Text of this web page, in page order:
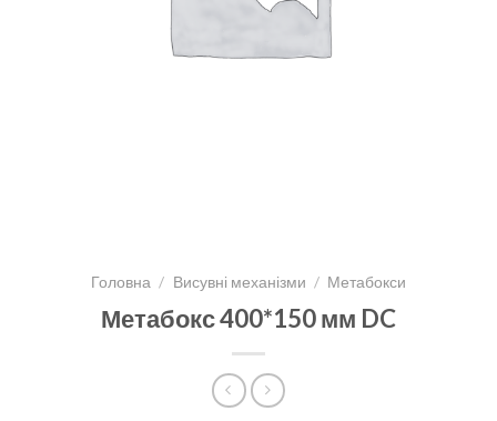
Головна / Висувні механізми / Метабокси
Метабокс 400*150 мм DC